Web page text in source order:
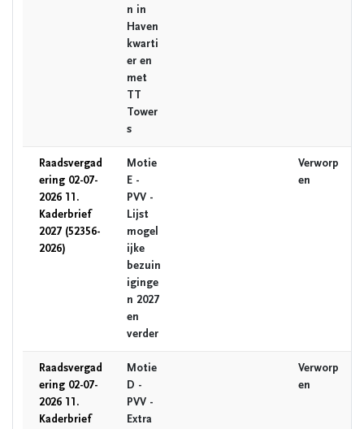
n in
Haven
kwarti
er en
met
TT
Tower
s
Raadsvergad
ering 02-07-
2026 11.
Kaderbrief
2027 (52356-
2026)
Motie
E -
PVV -
Lijst
mogel
ijke
bezuin
iginge
n 2027
en
verder
Verworp
en
Raadsvergad
ering 02-07-
2026 11.
Kaderbrief
Motie
D -
PVV -
Extra
Verworp
en